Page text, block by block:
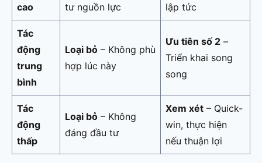
cao
tư nguồn lực
lập tức
Tác
động
trung
bình
Loại bỏ – Không phù
hợp lúc này
Ưu tiên số 2 –
Triển khai song
song
Tác
động
thấp
Loại bỏ – Không
đáng đầu tư
Xem xét – Quick-
win, thực hiện
nếu thuận lợi